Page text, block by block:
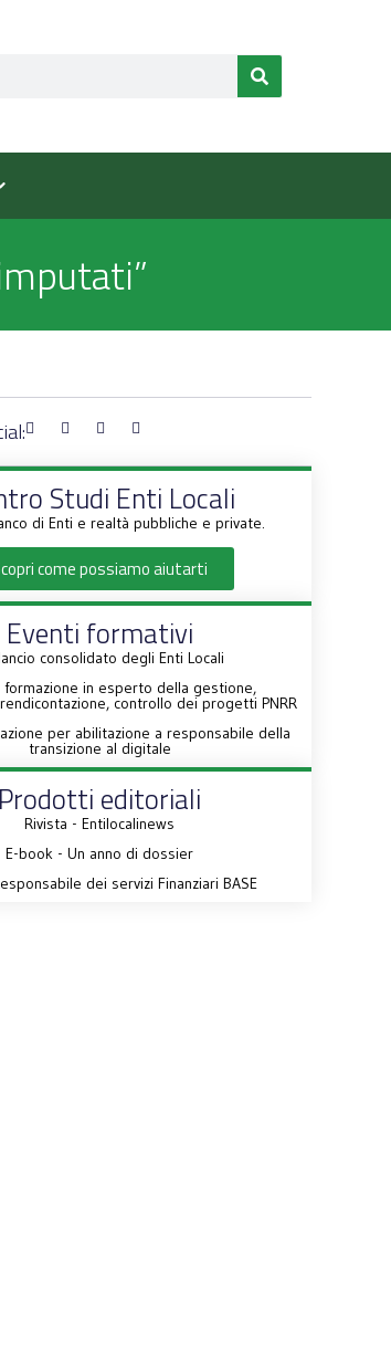
Studi Enti Locali
di Enti e realtà pubbliche e private.
come possiamo aiutarti
Eventi formativi
consolidato degli Enti Locali
formazione in esperto della gestione,
controllo dei progetti PNRR
per abilitazione a responsabile della
transizione al digitale
Prodotti editoriali
Rivista - Entilocalinews
E-book - Un anno di dossier
dei servizi Finanziari BASE